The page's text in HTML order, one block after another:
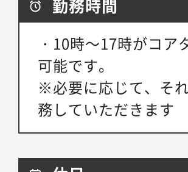
勤務時間
・10時～17時がコ
可能です。
※必要に応じて、そ
務していただきます